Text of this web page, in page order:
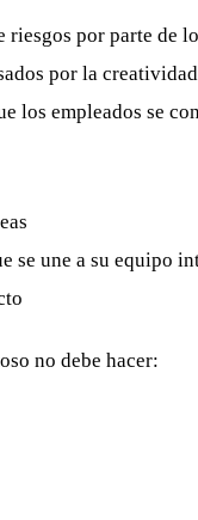
por parte de
por la creatividad
los empleados se
se une a su equipo
no debe hacer: